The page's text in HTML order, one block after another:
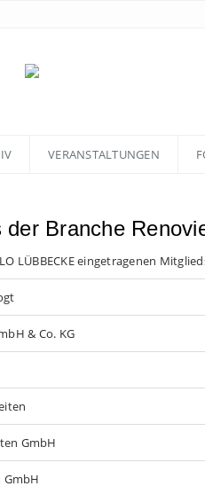
VERANSTALTUNGEN
Branche
LÜBBECKE eingetragenen
& Co. KG
GmbH